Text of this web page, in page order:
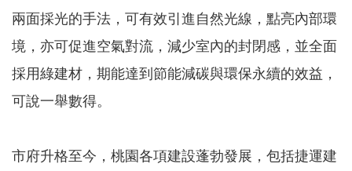
相
資
料
回
網
兩面採光的手法，可有效引進自然光線，點亮內部環
境，亦可促進空氣對流，減少室內的封閉感，並全面
採用綠建材，期能達到節能減碳與環保永續的效益，
可說一舉數得。
市府升格至今，桃園各項建設蓬勃發展，包括捷運建